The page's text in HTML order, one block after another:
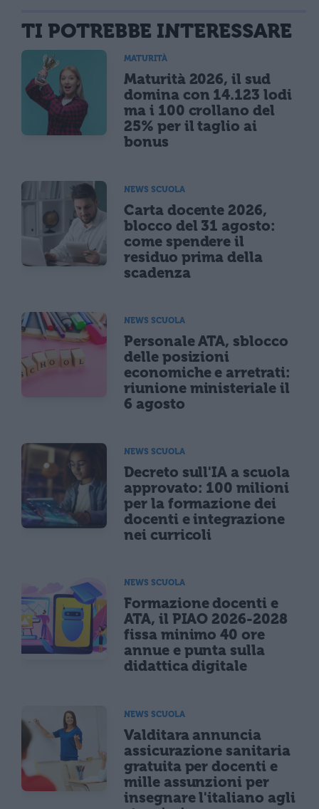
TI POTREBBE INTERESSARE
MATURITÀ
Maturità 2026, il sud
domina con 14.123 lodi
ma i 100 crollano del
25% per il taglio ai
bonus
NEWS SCUOLA
Carta docente 2026,
blocco del 31 agosto:
come spendere il
residuo prima della
scadenza
NEWS SCUOLA
Personale ATA, sblocco
delle posizioni
economiche e arretrati:
riunione ministeriale il
6 agosto
NEWS SCUOLA
Decreto sull'IA a scuola
approvato: 100 milioni
per la formazione dei
docenti e integrazione
nei curricoli
NEWS SCUOLA
Formazione docenti e
ATA, il PIAO 2026-2028
fissa minimo 40 ore
annue e punta sulla
didattica digitale
NEWS SCUOLA
Valditara annuncia
assicurazione sanitaria
gratuita per docenti e
mille assunzioni per
insegnare l'italiano agli